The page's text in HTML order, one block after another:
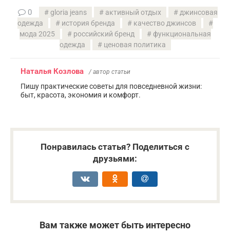
0 gloria jeans активный отдых
джинсовая
одежда
история бренда
качество джинсов
мода 2025
российский бренд
функциональная
одежда
ценовая политика
Наталья Козлова / автор статьи
Пишу практические советы для повседневной жизни:
быт, красота, экономия и комфорт.
Понравилась статья? Поделиться с
друзьями:
Вам также может быть интересно